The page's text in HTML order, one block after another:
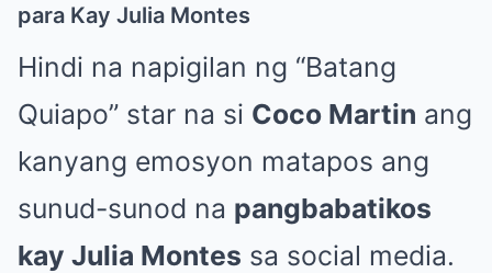
para Kay Julia Montes
Hindi na napigilan ng “Batang
Quiapo” star na si Coco Martin ang
kanyang emosyon matapos ang
sunud-sunod na pangbabatikos
kay Julia Montes sa social media.